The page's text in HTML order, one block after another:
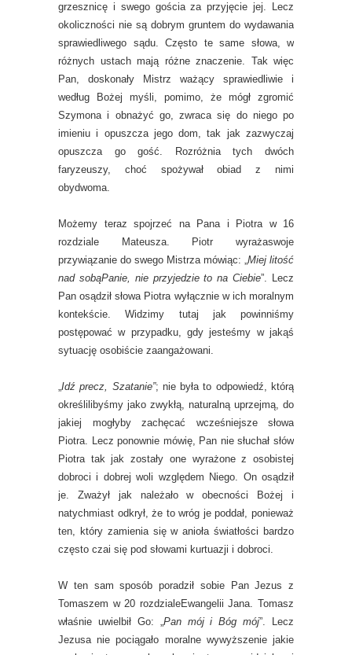
grzesznicę i swego gościa za przyjęcie jej. Lecz
okoliczności nie są dobrym gruntem do wydawania
sprawiedliwego sądu. Często te same słowa, w
różnych ustach mają różne znaczenie. Tak więc
Pan, doskonały Mistrz ważący sprawiedliwie i
według Bożej myśli, pomimo, że mógł zgromić
Szymona i obnażyć go, zwraca się do niego po
imieniu i opuszcza jego dom, tak jak zazwyczaj
opuszcza go gość. Rozróżnia tych dwóch
faryzeuszy, choć spożywał obiad z nimi
obydwoma.
Możemy teraz spojrzeć na Pana i Piotra w 16
rozdziale Mateusza. Piotr wyrażaswoje
przywiązanie do swego Mistrza mówiąc: „Miej litość
nad sobąPanie, nie przyjedzie to na Ciebie”. Lecz
Pan osądził słowa Piotra wyłącznie w ich moralnym
kontekście. Widzimy tutaj jak powinniśmy
postępować w przypadku, gdy jesteśmy w jakąś
sytuację osobiście zaangażowani.
„Idź precz, Szatanie”; nie była to odpowiedź, którą
określilibyśmy jako zwykłą, naturalną uprzejmą, do
jakiej mogłyby zachęcać wcześniejsze słowa
Piotra. Lecz ponownie mówię, Pan nie słuchał słów
Piotra tak jak zostały one wyrażone z osobistej
dobroci i dobrej woli względem Niego. On osądził
je. Zważył jak należało w obecności Bożej i
natychmiast odkrył, że to wróg je poddał, ponieważ
ten, który zamienia się w anioła światłości bardzo
często czai się pod słowami kurtuazji i dobroci.
W ten sam sposób poradził sobie Pan Jezus z
Tomaszem w 20 rozdzialeEwangelii Jana. Tomasz
właśnie uwielbił Go: „Pan mój i Bóg mój”. Lecz
Jezusa nie pociągało moralne wywyższenie jakie